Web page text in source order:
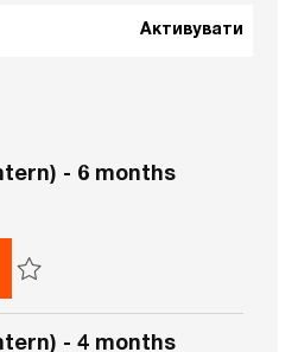
Активувати
- 6 months
Auditor (Intern) - 6 months
- 4 months